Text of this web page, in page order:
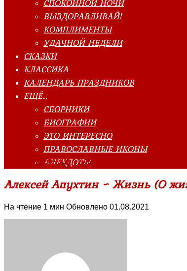
СПОКОЙНОЙ НОЧИ
ВЫЗДОРАВЛИВАЙ!
КОМПЛИМЕНТЫ
УДАЧНОЙ НЕДЕЛИ
СКАЗКИ
КЛАССИКА
КАЛЕНДАРЬ ПРАЗДНИКОВ
ЕЩЁ…
СБОРНИКИ
БИОГРАФИИ
ЭТО ИНТЕРЕСНО
ПРАВОСЛАВНЫЕ ИКОНЫ
АНЕКДОТЫ
Главная страница»Классика
Алексей Апухтин ~ Жизнь (О
На чтение 1 мин Обновлено 01.08.2021